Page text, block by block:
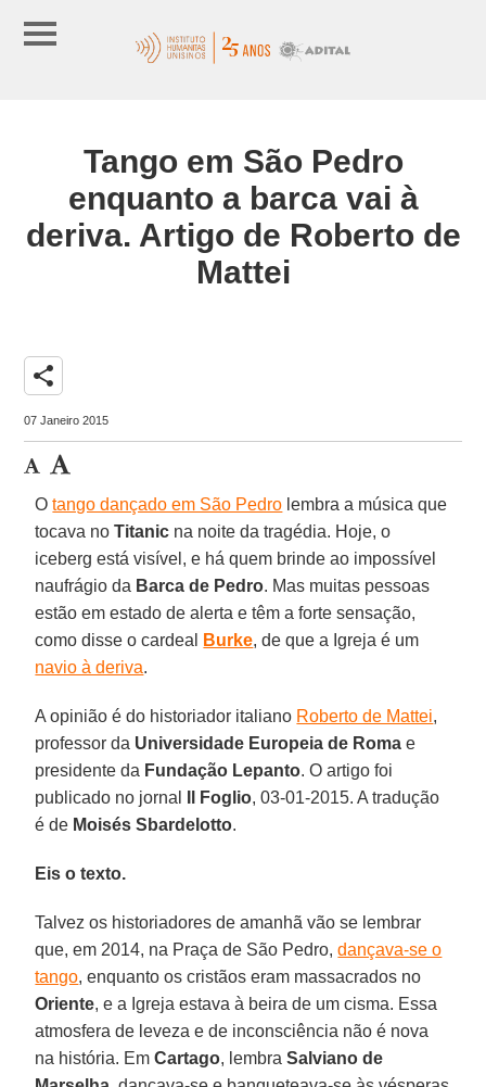
Tango em São Pedro
enquanto a barca vai à
deriva. Artigo de Roberto de
Mattei
share
07 Janeiro 2015
Otango dançado em São Pedro lembra a música que
tocava noTitanic na noite da tragédia. Hoje, o
iceberg está visível, e há quem brinde ao impossível
naufrágio da Barca de Pedro. Mas muitas pessoas
estão em estado de alerta e têm a forte sensação,
como disse o cardeal
Burke, de que a Igreja é um
navio à deriva.
A opinião é do historiador italiano Roberto de Mattei,
professor da Universidade Europeia de Roma e
presidente da Fundação Lepanto. O artigo foi
publicado no jornal
Il Foglio, 03-01-2015. A tradução
é de Moisés Sbardelotto.
Eis o texto.
Talvez os historiadores de amanhã vão se lembrar
que, em 2014, na Praça de São Pedro,dançava-se o
tango, enquanto os cristãos eram massacrados no
Oriente, e a Igreja estava à beira de um cisma. Essa
atmosfera de leveza e de inconsciência não é nova
na história. EmCartago, lembraSalviano de